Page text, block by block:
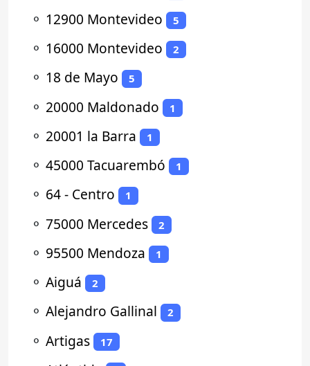
⚬ 12900 Montevideo 5
⚬ 16000 Montevideo 2
⚬ 18 de Mayo 5
⚬ 20000 Maldonado 1
⚬ 20001 la Barra 1
⚬ 45000 Tacuarembó 1
⚬ 64 - Centro 1
⚬ 75000 Mercedes 2
⚬ 95500 Mendoza 1
⚬ Aiguá 2
⚬ Alejandro Gallinal 2
⚬ Artigas 17